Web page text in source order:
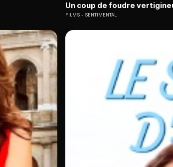
Un coup de foudre
FILMS SENTIMENTAL